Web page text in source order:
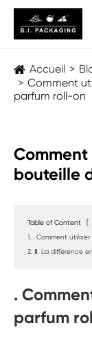
Accueil
Comment
parfum roll-on
bouteille
Table of Content [
1. . Comment
2. Ⅱ. La différence
.
parfum